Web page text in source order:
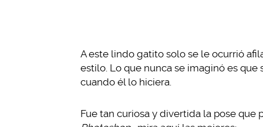
A este lindo gatito solo se le ocurrió
estilo. Lo que nunca se imaginó es que
cuando él lo hiciera.
Fue tan curiosa y divertida la pose que